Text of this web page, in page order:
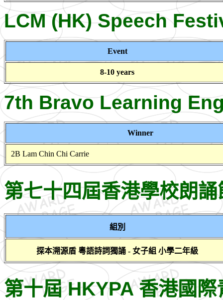
LCM (HK) Speech
Event
8-10 years
7th Bravo Learning
Winner
2B Lam Chin Chi Carrie
第七十四屆香港學校朗誦
組別
探本溯源盾 粵語詩詞獨誦 - 女子組 小學二年級
第十屆 HKYPA 香港國